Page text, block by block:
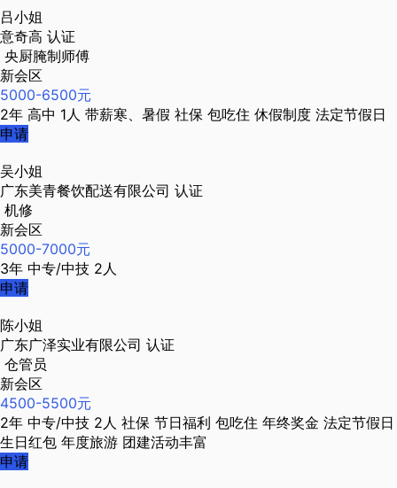
吕小姐
意奇高 认证
央厨腌制师傅
新会区
5000-6500元
2年 高中 1人 带薪寒、暑假 社保 包吃住 休假制度 法定节假日
申请
吴小姐
广东美青餐饮配送有限公司 认证
机修
新会区
5000-7000元
3年 中专/中技 2人
申请
陈小姐
广东广泽实业有限公司 认证
仓管员
新会区
4500-5500元
2年 中专/中技 2人 社保 节日福利 包吃住 年终奖金 法定节假日
生日红包 年度旅游 团建活动丰富
申请